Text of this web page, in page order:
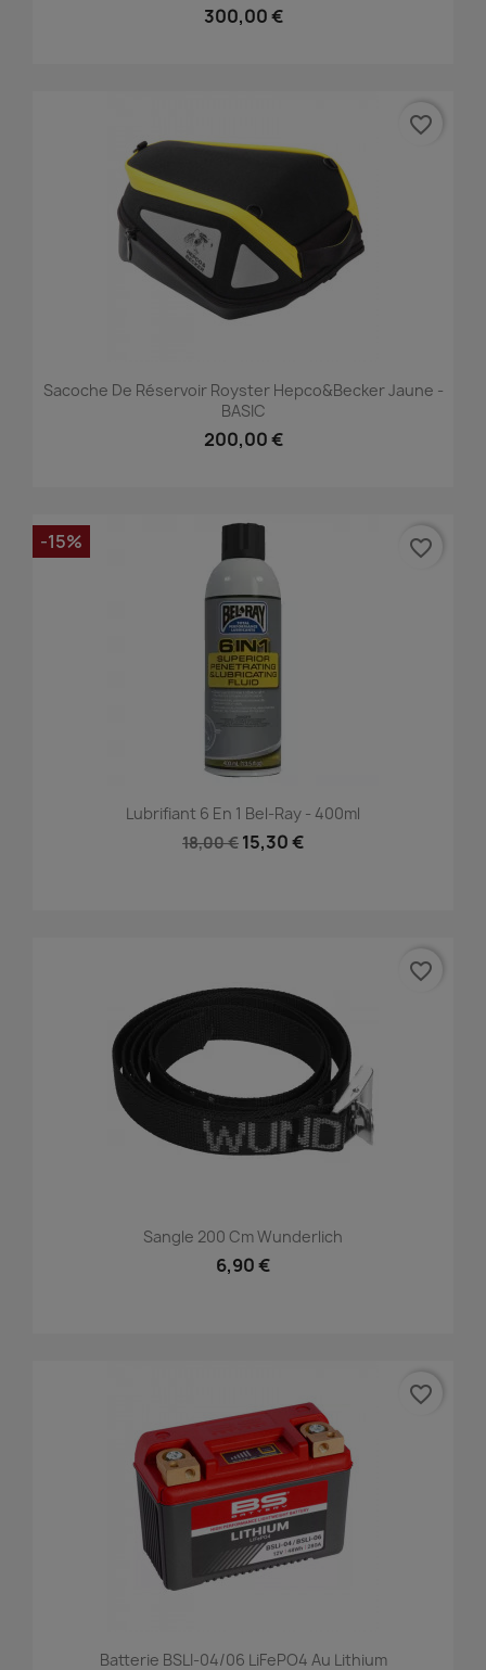
300,00 €
Sacoche De Réservoir Royster Hepco&Becker Jaune -
BASIC
200,00 €
favorite_border
Lubrifiant 6 En 1 Bel-Ray - 400ml
18,00 € 15,30 €
-15% favorite_border
Sangle 200 Cm Wunderlich
6,90 €
favorite_border
Batterie BSLI-04/06 LiFePO4 Au Lithium
favorite_border